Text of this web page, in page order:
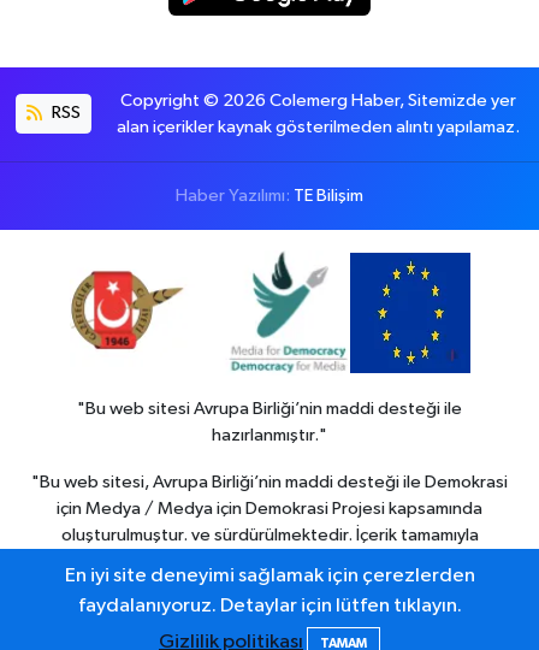
RSS
Copyright © 2026 Colemerg Haber, Sitemizde yer
alan içerikler kaynak gösterilmeden alıntı yapılamaz.
Haber Yazılımı: TE Bilişim
"Bu web sitesi Avrupa Birliği’nin maddi desteği ile
hazırlanmıştır."
"Bu web sitesi, Avrupa Birliği’nin maddi desteği ile Demokrasi
için Medya / Medya için Demokrasi Projesi kapsamında
oluşturulmuştur. ve sürdürülmektedir. İçerik tamamıyla
görüşlerini yansıtmak zorunda değildir."
En iyi site deneyimi sağlamak için çerezlerden
faydalanıyoruz. Detaylar için lütfen tıklayın.
Gizlilik politikası
TAMAM